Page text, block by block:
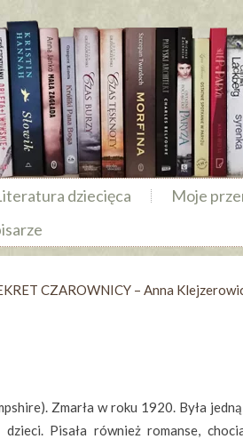
dziecięca
Moje
CZAROWNICY – Anna
Zmarła w roku 1920. Była
Pisała również romanse,